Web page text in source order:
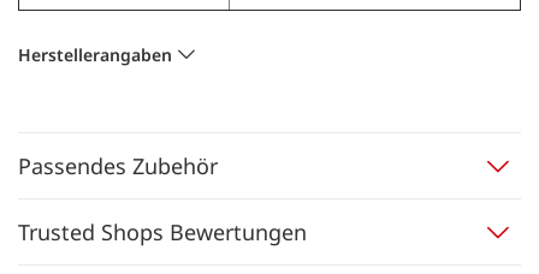
Herstellerangaben
Passendes Zubehör
Trusted Shops Bewertungen